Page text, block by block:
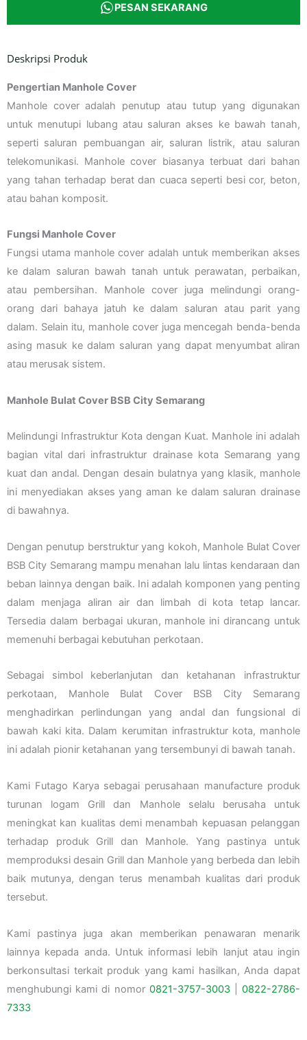
PESAN SEKARANG
Deskripsi Produk
Pengertian Manhole Cover
Manhole cover adalah penutup atau tutup yang digunakan
untuk menutupi lubang atau saluran akses ke bawah tanah,
seperti saluran pembuangan air, saluran listrik, atau saluran
telekomunikasi. Manhole cover biasanya terbuat dari bahan
yang tahan terhadap berat dan cuaca seperti besi cor, beton,
atau bahan komposit.
Fungsi Manhole Cover
Fungsi utama manhole cover adalah untuk memberikan akses
ke dalam saluran bawah tanah untuk perawatan, perbaikan,
atau pembersihan. Manhole cover juga melindungi orang-
orang dari bahaya jatuh ke dalam saluran atau parit yang
dalam. Selain itu, manhole cover juga mencegah benda-benda
asing masuk ke dalam saluran yang dapat menyumbat aliran
atau merusak sistem.
Manhole Bulat Cover BSB City Semarang
Melindungi Infrastruktur Kota dengan Kuat. Manhole ini adalah
bagian vital dari infrastruktur drainase kota Semarang yang
kuat dan andal. Dengan desain bulatnya yang klasik, manhole
ini menyediakan akses yang aman ke dalam saluran drainase
di bawahnya.
Dengan penutup berstruktur yang kokoh, Manhole Bulat Cover
BSB City Semarang mampu menahan lalu lintas kendaraan dan
beban lainnya dengan baik. Ini adalah komponen yang penting
dalam menjaga aliran air dan limbah di kota tetap lancar.
Tersedia dalam berbagai ukuran, manhole ini dirancang untuk
memenuhi berbagai kebutuhan perkotaan.
Sebagai simbol keberlanjutan dan ketahanan infrastruktur
perkotaan, Manhole Bulat Cover BSB City Semarang
menghadirkan perlindungan yang andal dan fungsional di
bawah kaki kita. Dalam kerumitan infrastruktur kota, manhole
ini adalah pionir ketahanan yang tersembunyi di bawah tanah.
Kami Futago Karya sebagai perusahaan manufacture produk
turunan logam Grill dan Manhole selalu berusaha untuk
meningkat kan kualitas demi menambah kepuasan pelanggan
terhadap produk Grill dan Manhole. Yang pastinya untuk
memproduksi desain Grill dan Manhole yang berbeda dan lebih
baik mutunya, dengan terus menambah kualitas dari produk
tersebut.
Kami pastinya juga akan memberikan penawaran menarik
lainnya kepada anda. Untuk informasi lebih lanjut atau ingin
berkonsultasi terkait produk yang kami hasilkan, Anda dapat
menghubungi kami di nomor 0821-3757-3003|0822-2786-
7333